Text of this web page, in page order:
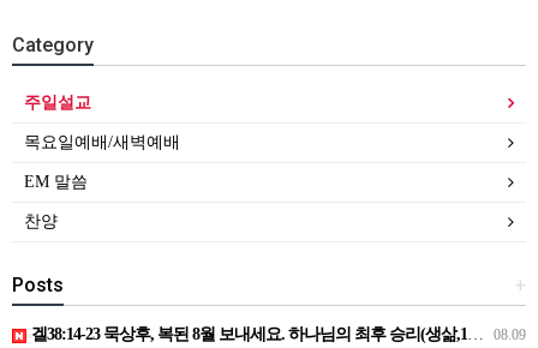
Category
주일설교
목요일예배/새벽예배
EM 말씀
찬양
+
Posts
08.09
겔38:14-23 묵상후, 복된 8월 보내세요. 하나님의 최후 승리(생삶,11,화) *예수생명 내생명 우리생명!